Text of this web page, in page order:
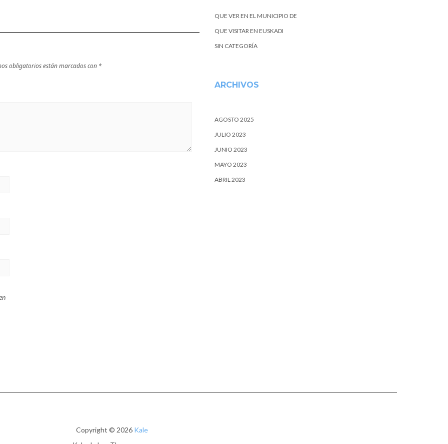
obligatorios están marcados con *
QUE VER EN EL MUNICIPIO DE
QUE VISITAR EN EUSKADI
SIN CATEGORÍA
ARCHIVOS
AGOSTO 2025
JULIO 2023
JUNIO 2023
MAYO 2023
ABRIL 2023
Copyright © 2026 Kale